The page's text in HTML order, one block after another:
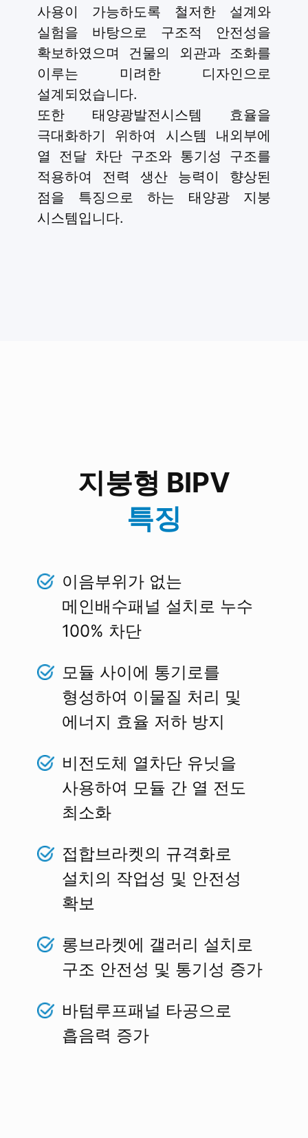
사용이 가능하도록 철저한 설계와
실험을 바탕으로 구조적 안전성을
확보하였으며 건물의 외관과 조화를
이루는 미려한 디자인으로
설계되었습니다.
또한 태양광발전시스템 효율을
극대화하기 위하여 시스템 내외부에
열 전달 차단 구조와 통기성 구조를
적용하여 전력 생산 능력이 향상된
점을 특징으로 하는 태양광 지붕
시스템입니다.
지붕형 BIPV
특징
이음부위가 없는
메인배수패널 설치로 누수
100% 차단
모듈 사이에 통기로를
형성하여 이물질 처리 및
에너지 효율 저하 방지
비전도체 열차단 유닛을
사용하여 모듈 간 열 전도
최소화
접합브라켓의 규격화로
설치의 작업성 및 안전성
확보
롱브라켓에 갤러리 설치로
구조 안전성 및 통기성 증가
바텀루프패널 타공으로
흡음력 증가